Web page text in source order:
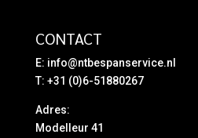
CONTACT
E: info@ntbespanservice.nl
T: +31 (0)6-51880267
Adres:
Modelleur 41